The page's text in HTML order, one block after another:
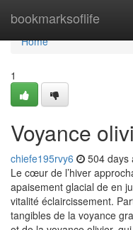
bookmarksoflife
Home
Home
1
Voyance
chiefe195rvy6 504 days
Le cœur de l’hiver
apaisement glacial de en
vitalité éclaircissement.
tangibles de la voyance